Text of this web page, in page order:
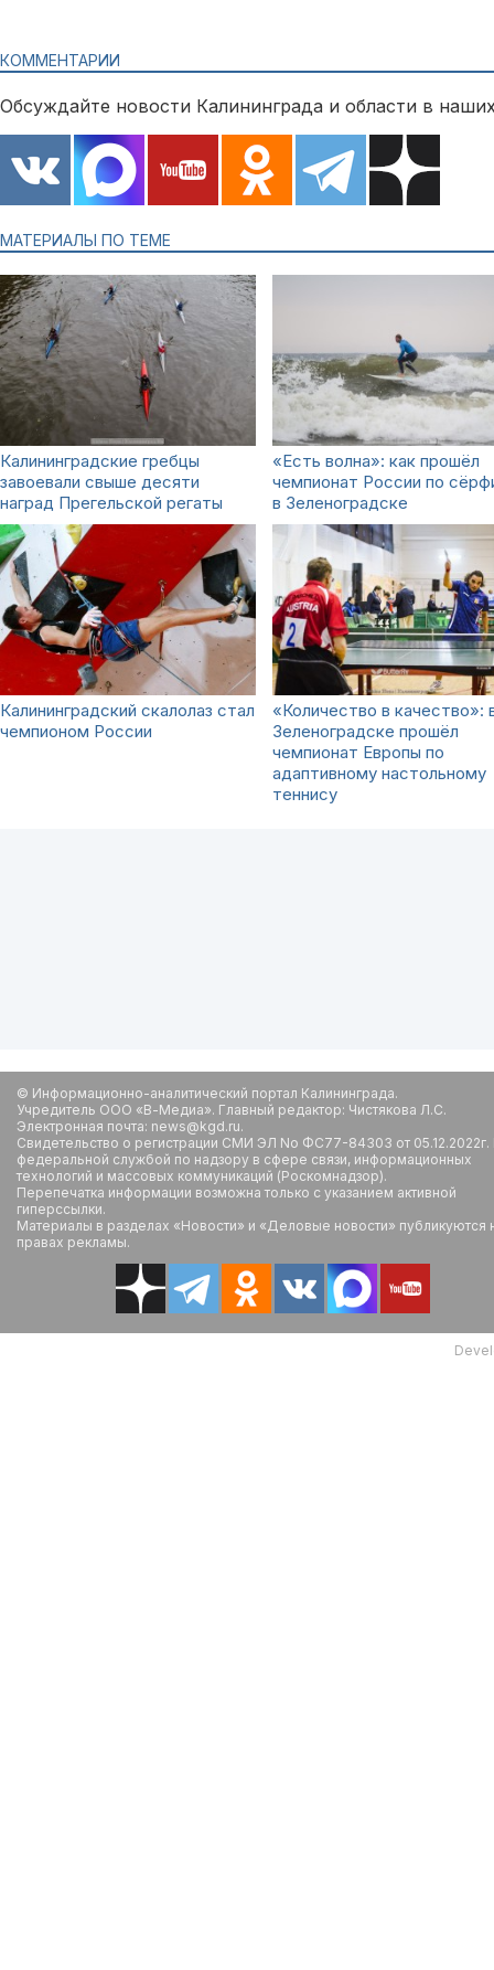
КОММЕНТАРИИ
Обсуждайте новости Калининграда и области в
МАТЕРИАЛЫ ПО ТЕМЕ
Калининградские гребцы
завоевали свыше десяти
наград Прегельской регаты
«Есть волна»: как прошёл
чемпионат России по
в Зеленоградске
Калининградский скалолаз стал
чемпионом России
«Количество в качество»:
Зеленоградске прошёл
чемпионат Европы по
адаптивному настольному
теннису
© Информационно-аналитический портал Калининграда.
Учредитель ООО «В-Медиа». Главный редактор: Чистякова Л.С.
Электронная почта: news@kgd.ru.
Свидетельство о регистрации СМИ ЭЛ No ФС77-84303 от
федеральной службой по надзору в сфере связи, информационных
технологий и массовых коммуникаций (Роскомнадзор).
Перепечатка информации возможна только с указанием активной
гиперссылки.
Материалы в разделах «Новости» и «Деловые новости» публикуются
правах рекламы.